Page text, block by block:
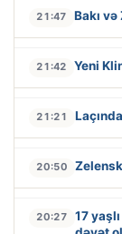
21:47 Bakı
21:42 Yeni
21:21
20:50
20:27
17